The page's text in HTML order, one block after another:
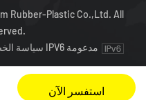
استفسر الآن
Rubber-Plastic Co.,Ltd. All
سياسة شبكة IPV6 مدعومة
WHATSAPP